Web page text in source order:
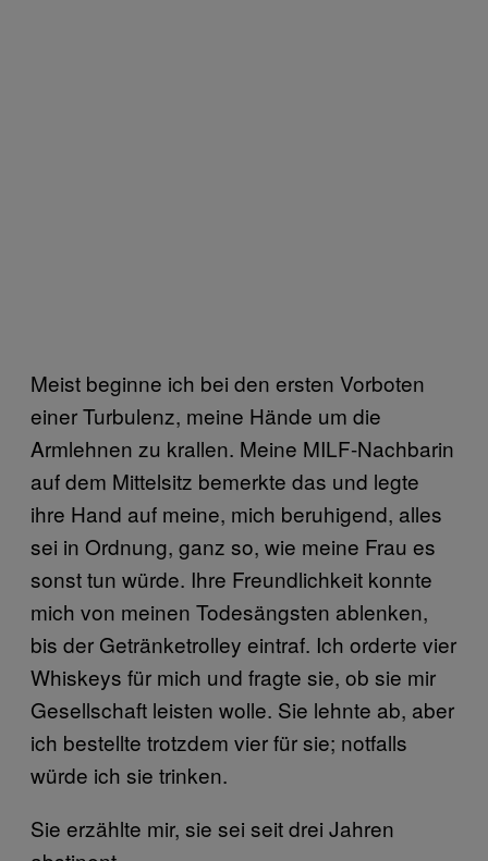
Meist beginne ich bei den ersten Vorboten
einer Turbulenz, meine Hände um die
Armlehnen zu krallen. Meine MILF-Nachbarin
auf dem Mittelsitz bemerkte das und legte
ihre Hand auf meine, mich beruhigend, alles
sei in Ordnung, ganz so, wie meine Frau es
sonst tun würde. Ihre Freundlichkeit konnte
mich von meinen Todesängsten ablenken,
bis der Getränketrolley eintraf. Ich orderte vier
Whiskeys für mich und fragte sie, ob sie mir
Gesellschaft leisten wolle. Sie lehnte ab, aber
ich bestellte trotzdem vier für sie; notfalls
würde ich sie trinken.
Sie erzählte mir, sie sei seit drei Jahren